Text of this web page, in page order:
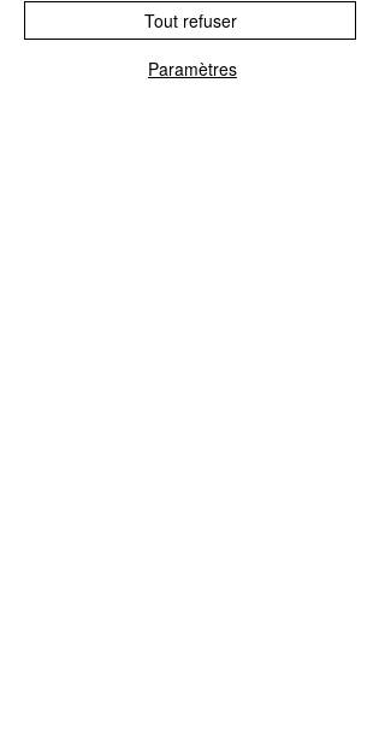
© Agnès Lingerie – Tous droits
Paramètres
Tout refuser